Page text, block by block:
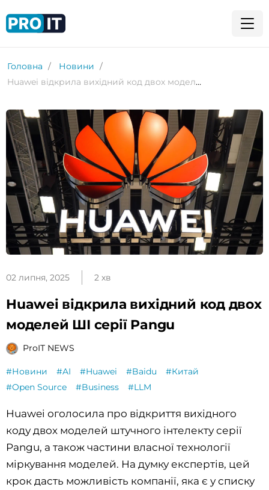
Головна
Новини
Huawei відкрила вихідний код двох моделей ШІ серії Pangu
02 липня, 2025 2 хв
Huawei відкрила вихідний код двох
моделей ШІ серії Pangu
ProIT NEWS
#Новини #AI #Huawei #Baidu
#Китай
#Open Source
#Business #LLM
Huawei оголосила про відкриття вихідного
коду двох моделей штучного інтелекту серії
Pangu, а також частини власної технології
міркування моделей. На думку експертів, цей
крок дасть можливість компанії, яка є у списку